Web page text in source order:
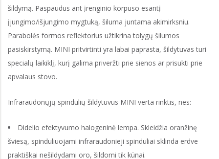
šildymą. Paspaudus ant įrenginio korpuso esantį
įjungimo/išjungimo mygtuką, šiluma juntama akimirksniu.
Parabolės formos reflektorius užtikrina tolygų šilumos
pasiskirstymą. MINI pritvirtinti yra labai paprasta, šildytuvas turi
specialų laikiklį, kurį galima priveržti prie sienos ar prisukti prie
apvalaus stovo.
Infraraudonųjų spindulių šildytuvus MINI verta rinktis, nes:
Didelio efektyvumo halogeninė lempa. Skleidžia oranžinę
šviesą, spinduliuojami infraraudonieji spinduliai sklinda erdve
praktiškai nešildydami oro, šildomi tik kūnai.